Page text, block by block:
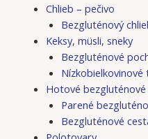
Chlieb – pečivo
Bezgluténový
Keksy, müsli, sneky
Bezgluténové
Nízkobielkovinové
Hotové
Parené
Bezgluténové